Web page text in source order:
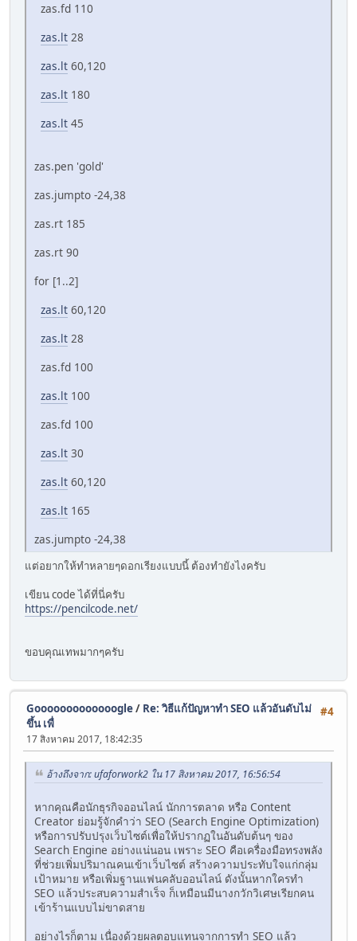
zas.fd 110
zas.lt 28
zas.lt 60,120
zas.lt 180
zas.lt 45
zas.pen 'gold'
zas.jumpto -24,38
zas.rt 185
zas.rt 90
for [1..2]
zas.lt 60,120
zas.lt 28
zas.fd 100
zas.lt 100
zas.fd 100
zas.lt 30
zas.lt 60,120
zas.lt 165
zas.jumpto -24,38
แต่อยากให้ทำหลายๆดอกเรียงแบบนี้ ต้องทำยังไงครับ
เขียน code ได้ที่นี่ครับ
https://pencilcode.net/
ขอบคุณเทพมากๆครับ
#4
Gooooooooooooogle/ Re: วิธีแก้ปัญหาทำ SEO แล้วอันดับไม่
ขึ้น เพื่
17 สิงหาคม 2017, 18:42:35
อ้างถึงจาก: ufaforwork2 ใน 17 สิงหาคม 2017, 16:56:54
หากคุณคือนักธุรกิจออนไลน์ นักการตลาด หรือ Content
Creator ย่อมรู้จักคำว่า SEO (Search Engine Optimization)
หรือการปรับปรุงเว็บไซต์เพื่อให้ปรากฏในอันดับต้นๆ ของ
Search Engine อย่างแน่นอน เพราะ SEO คือเครื่องมือทรงพลัง
ที่ช่วยเพิ่มปริมาณคนเข้าเว็บไซต์ สร้างความประทับใจแก่กลุ่ม
เป้าหมาย หรือเพิ่มฐานแฟนคลับออนไลน์ ดังนั้นหากใครทำ
SEO แล้วประสบความสำเร็จ ก็เหมือนมีนางกวักวิเศษเรียกคน
เข้าร้านแบบไม่ขาดสาย
อย่างไรก็ตาม เนื่องด้วยผลตอบแทนจากการทำ SEO แล้ว